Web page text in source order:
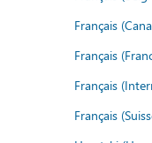
Français
Français
Français
Français